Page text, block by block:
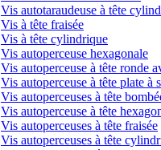
Vis autotaraudeuse à tête
Vis à tête fraisée
Vis à tête cylindrique
Vis autoperceuse hexagonale
Vis autoperceuse à tête ronde
Vis autoperceuse à tête plate à
Vis autoperceuses à tête
Vis autoperceuse à tête
Vis autoperceuses à tête fraisée
Vis autoperceuses à tête